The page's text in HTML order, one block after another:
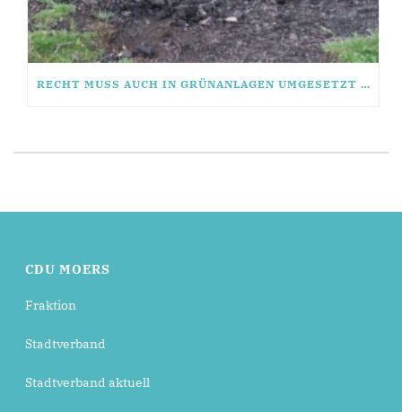
RECHT MUSS AUCH IN GRÜNANLAGEN UMGESETZT WERDEN
CDU MOERS
Fraktion
Stadtverband
Stadtverband aktuell